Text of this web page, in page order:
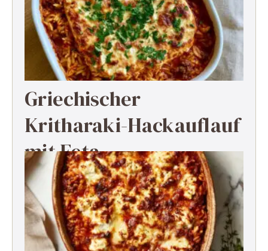
Griechischer
Kritharaki-Hackauflauf
mit Feta